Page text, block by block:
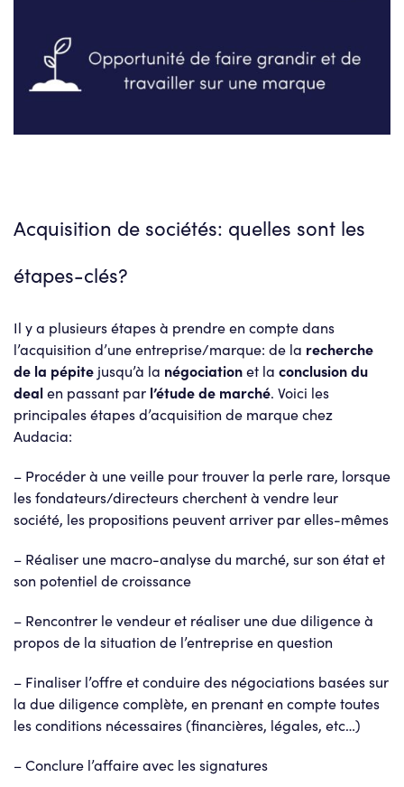
Acquisition de sociétés: quelles sont les
étapes-clés?
Il y a plusieurs étapes à prendre en compte dans
l’acquisition d’une entreprise/marque: de la recherche
de la pépite jusqu’à la négociationet la conclusion du
dealen passant par l’étude de marché. Voici les
principales étapes d’acquisition de marque chez
Audacia:
– Procéder à une veille pour trouver la perle rare, lorsque
les fondateurs/directeurs cherchent à vendre leur
société, les propositions peuvent arriver par elles-mêmes
– Réaliser une macro-analyse du marché, sur son état et
son potentiel de croissance
– Rencontrer le vendeur et réaliser une due diligence à
propos de la situation de l’entreprise en question
– Finaliser l’offre et conduire des négociations basées sur
la due diligence complète, en prenant en compte toutes
les conditions nécessaires (financières, légales, etc…)
– Conclure l’affaire avec les signatures